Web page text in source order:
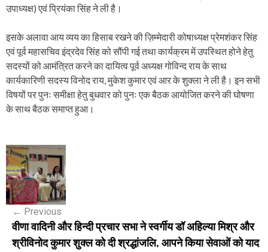
उपाध्यक्ष) एवं प्रियंका सिंह ने ली है।
इसके अलावा आय व्यय का हिसाब रखने की ज़िम्मेदारी कोषाध्यक्ष प्रेमशंकर सिंह
एवं पूर्व महासचिव इंद्रदेव सिंह को सौंपी गई तथा कार्यक्रम में उपस्थित होने हेतु
सदस्यों को आमंत्रित करने का दायित्व पूर्व अध्यक्ष गोविन्द राय के साथ
कार्यकारिणी सदस्य विनोद राय, मुकेश कुमार एवं आर के शुक्ला ने ली है। इन सभी
विषयों पर पुनः समीक्षा हेतु बुधवार को पुनः एक बैठक आयोजित करने की घोषणा
के साथ बैठक समाप्त हुआ।
P
o
s
n
← Previous
वीणा वादिनी और हिन्दी प्रचार सभा ने स्वर्गीय डॉ अहिल्या मिश्र और
श्रीविनोद कुमार शुक्ल को दी श्रद्धांजलि, आपने किया सेवाओं को याद